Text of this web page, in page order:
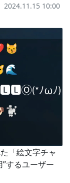
2024.11.15 10:00
「絵文字チャ
するユーザー